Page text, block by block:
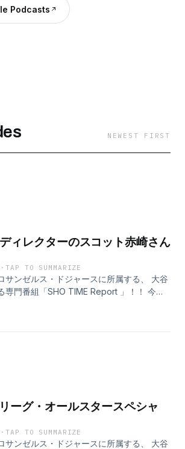
Podcasts
NEWEST FIRST
ィレクターのスコット赤崎さん
·TAP TO SUMMARIZE
サンゼルス・ドジャースに所属する、 大谷
専門番組「SHO TIME Report 」！！ 今回
クターのスコット赤崎さんに インタビュー
番組ではメッセージもお待ちしてます！ テ
選手の近況・雑学 ●大谷選手への応援メ
大谷選手にまつわることならなんでもOK
送っていただいた方の中から抽選でプレゼ
パホテルから、アパホテル社長が自信を持
派ビーフカレー「アパ社長カレー・10個セ
にプレゼントします！ ぜひ、お送りくださ
番組は配信だけではなく、 TOKYO FMの
木アナのやりとりが聴けます！ 放送時間は
ーグ・オールスタースペシャ
·TAP TO SUMMARIZE
サンゼルス・ドジャースに所属する、 大谷